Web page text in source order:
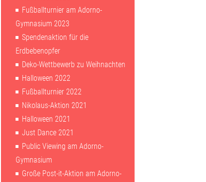
Fußballturnier am Adorno-
Gymnasium 2023
Spendenaktion für die
Erdbebenopfer
Deko-Wettbewerb zu Weihnachten
Halloween 2022
Fußballturnier 2022
Nikolaus-Aktion 2021
Halloween 2021
Just Dance 2021
Public Viewing am Adorno-
Gymnasium
Große Post-it-Aktion am Adorno-